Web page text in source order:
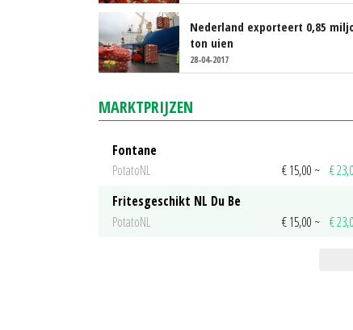
Nederland exporteert 0,85
ton uien
28-04-2017
MARKTPRIJZEN
Fontane
PotatoNL
€ 15,00 ~ €
Fritesgeschikt NL Du Be
PotatoNL
€ 15,00 ~ €